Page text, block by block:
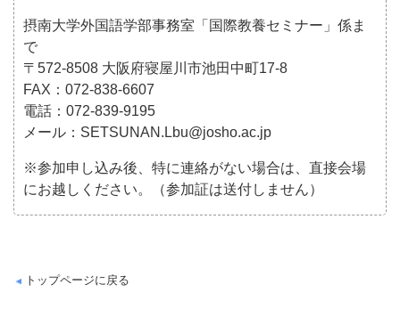
摂南大学外国語学部事務室「国際教養セミナー」係ま
で
〒572-8508 大阪府寝屋川市池田中町17-8
FAX：072-838-6607
電話：072-839-9195
メール：SETSUNAN.Lbu@josho.ac.jp
※参加申し込み後、特に連絡がない場合は、直接会場
にお越しください。（参加証は送付しません）
トップページに戻る